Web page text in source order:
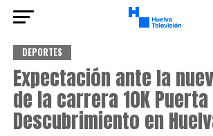
DEPORTES
Expectación ante la
de la carrera 10K
Descubrimiento en